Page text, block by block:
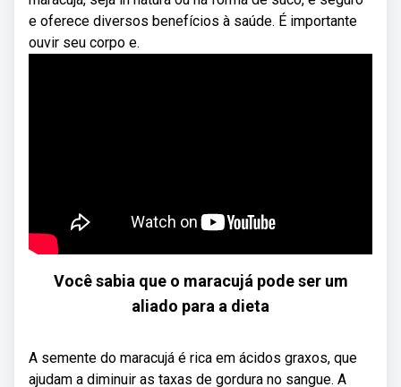
e oferece diversos benefícios à saúde. É importante
ouvir seu corpo e.
Você sabia que o maracujá pode ser um
aliado para a dieta
A semente do maracujá é rica em ácidos graxos, que
ajudam a diminuir as taxas de gordura no sangue. A